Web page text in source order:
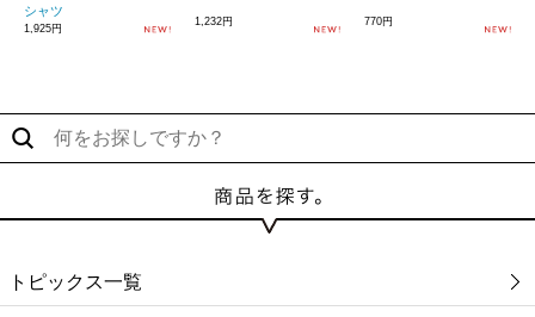
シャツ
1,925円
1,232円 770円
トピックス一覧